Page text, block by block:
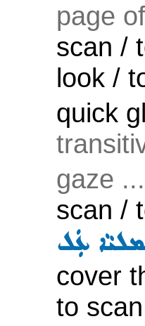
page
scan /
look /
quick
gaze ...
scan /
ܥܲܠ
cover
to